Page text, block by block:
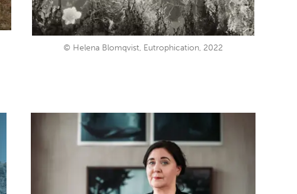
© Helena Blomqvist, Eutrophication, 2022